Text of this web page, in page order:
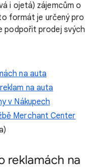
i ojetá) zájemcům o
formát je určený pro
podpořit prodej svých
na auta
na auta
v Nákupech
Merchant Center
reklamách na